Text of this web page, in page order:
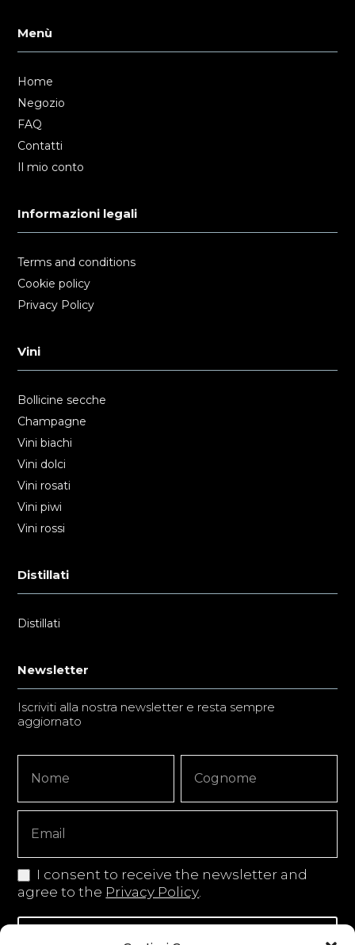
Menù
Home
Negozio
FAQ
Contatti
Il mio conto
Informazioni legali
Terms and conditions
Cookie policy
Privacy Policy
Vini
Bollicine secche
Champagne
Vini biachi
Vini dolci
Vini rosati
Vini piwi
Vini rossi
Distillati
Distillati
Newsletter
Iscriviti alla nostra newsletter e resta sempre
aggiornato
Signup
Copy
I consent to receive the newsletter and
agree to the Privacy Policy
Iscriviti alla newsletter